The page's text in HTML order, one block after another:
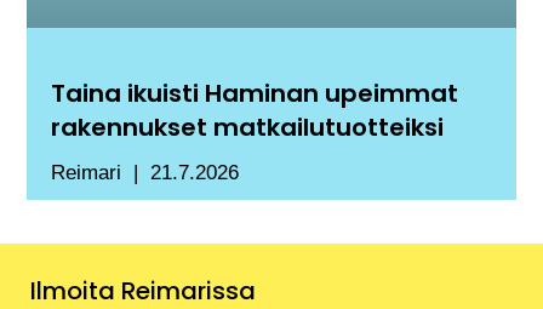
Taina ikuisti Haminan upeimmat
rakennukset matkailutuotteiksi
Reimari 21.7.2026
Ilmoita Reimarissa